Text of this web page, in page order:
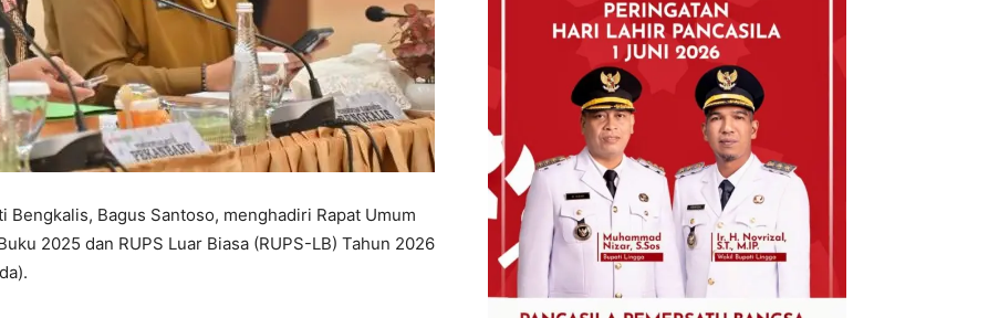
Bengkalis, Bagus Santoso, menghadiri Rapat Umum
2025 dan RUPS Luar Biasa (RUPS-LB) Tahun 2026